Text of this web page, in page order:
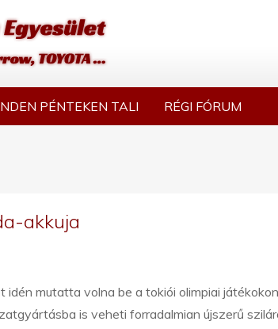
PÉNTEKEN TALI RÉGI FÓRUM
akkuja
idén mutatta volna be a tokiói olimpiai
is veheti forradalmian újszerű